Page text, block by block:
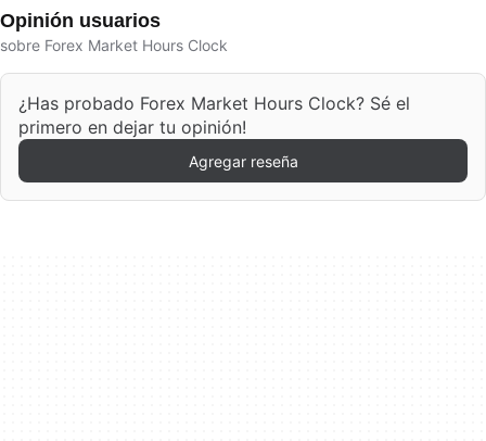
Opinión usuarios
sobre Forex Market Hours Clock
¿Has probado Forex Market Hours Clock? Sé el
primero en dejar tu opinión!
Agregar reseña